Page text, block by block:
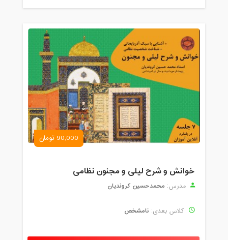
90,000 تومان
خوانش و شرح لیلی و مجنون نظامی
مدرس: محمدحسین کروندیان
کلاس بعدی: نامشخص